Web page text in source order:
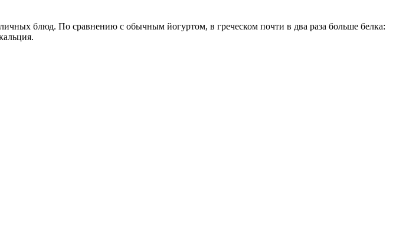
блюд. По сравнению с обычным йогуртом, в греческом почти в два раза больше белка: